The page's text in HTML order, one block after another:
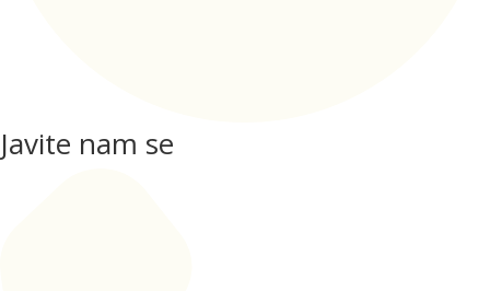
Javite nam se